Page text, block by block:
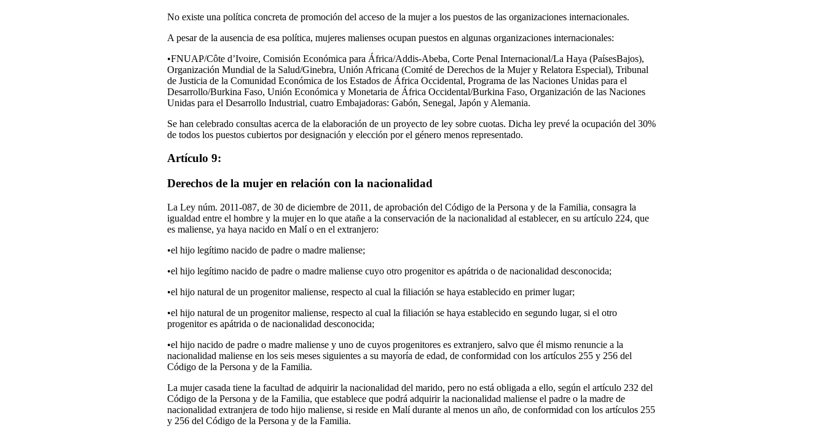
No existe una política concreta de promoción del acceso de la mujer a los puestos de las organizaciones internacionales.
A pesar de la ausencia de esa política, mujeres malienses ocupan puestos en algunas organizaciones internacionales:
•FNUAP/Côte d’Ivoire, Comisión Económica para África/Addis-Abeba, Corte Penal Internacional/La Haya (PaísesBajos),
Organización Mundial de la Salud/Ginebra, Unión Africana (Comité de Derechos de la Mujer y Relatora Especial), Tribunal
de Justicia de la Comunidad Económica de los Estados de África Occidental, Programa de las Naciones Unidas para el
Desarrollo/Burkina Faso, Unión Económica y Monetaria de África Occidental/Burkina Faso, Organización de las Naciones
Unidas para el Desarrollo Industrial, cuatro Embajadoras: Gabón, Senegal, Japón y Alemania.
Se han celebrado consultas acerca de la elaboración de un proyecto de ley sobre cuotas. Dicha ley prevé la ocupación del 30%
de todos los puestos cubiertos por designación y elección por el género menos representado.
Artículo 9:
Derechos de la mujer en relación con la nacionalidad
La Ley núm. 2011-087, de 30 de diciembre de 2011, de aprobación del Código de la Persona y de la Familia, consagra la
igualdad entre el hombre y la mujer en lo que atañe a la conservación de la nacionalidad al establecer, en su artículo 224, que
es maliense, ya haya nacido en Malí o en el extranjero:
•el hijo legítimo nacido de padre o madre maliense;
•el hijo legítimo nacido de padre o madre maliense cuyo otro progenitor es apátrida o de nacionalidad desconocida;
•el hijo natural de un progenitor maliense, respecto al cual la filiación se haya establecido en primer lugar;
•el hijo natural de un progenitor maliense, respecto al cual la filiación se haya establecido en segundo lugar, si el otro
progenitor es apátrida o de nacionalidad desconocida;
•el hijo nacido de padre o madre maliense y uno de cuyos progenitores es extranjero, salvo que él mismo renuncie a la
nacionalidad maliense en los seis meses siguientes a su mayoría de edad, de conformidad con los artículos 255 y 256 del
Código de la Persona y de la Familia.
La mujer casada tiene la facultad de adquirir la nacionalidad del marido, pero no está obligada a ello, según el artículo 232 del
Código de la Persona y de la Familia, que establece que podrá adquirir la nacionalidad maliense el padre o la madre de
nacionalidad extranjera de todo hijo maliense, si reside en Malí durante al menos un año, de conformidad con los artículos 255
y 256 del Código de la Persona y de la Familia.